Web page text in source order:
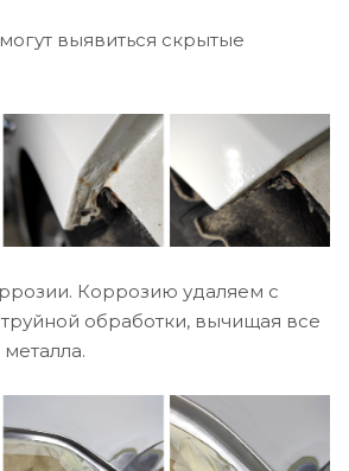
выявиться скрытые
Коррозию удаляем с
обработки, вычищая все